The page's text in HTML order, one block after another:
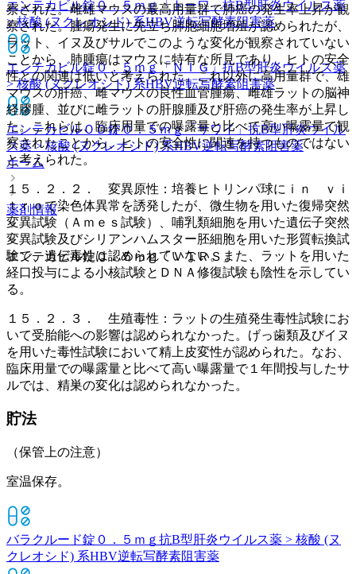
エンテカビル錠０．５ｍｇ「トーワ」抗B型肝炎ウイルス薬
> 核酸 (ヌクレオシド) 系HBV逆転写酵素阻害薬
エンテカビル錠０．５ｍｇ「ＮＩＧ」抗B型肝炎ウイルス薬
> 核酸 (ヌクレオシド) 系HBV逆転写酵素阻害薬
エンテカビルＯＤ錠０．５ｍｇ「サワイ」抗B型肝炎ウイル
ス薬 > 核酸 (ヌクレオシド) 系HBV逆転写酵素阻害薬
ホーム
薬剤情報
エンテカビル錠０．５ｍｇ「ＶＴＲＳ」
察された。雌雄マウスの最高用量群で肺癌の発生率上昇が観
察された。腫瘍発生に先立ち肺胞細胞増殖が認められたが、
ラット、イヌ及びサルでこのような変化が観察されていない
ことから、肺腫瘍はマウスに特有な所見であり、ヒトの安全
性との関連は低いと考えられた。これ以外に高用量群で、雄
マウスの肝癌、雌マウスの良性血管腫瘍、雌雄ラットの脳神
経膠腫、並びに雌ラットの肝腺腫及び肝癌の発生率が上昇し
た。これらは、臨床用量での曝露量と比べて高い曝露量で観
察されたことから、ヒトの安全性に関連を持つものではない
と考えられた。
１５．２．２． 変異原性：培養ヒトリンパ球にｉｎ ｖｉ
ｔｒｏで染色体異常を誘発したが、微生物を用いた復帰突然
変異試験（Ａｍｅｓ試験）、哺乳類細胞を用いた遺伝子突然
変異試験及びシリアンハムスター胚細胞を用いた形質転換試
験で、遺伝毒性は認められていない。また、ラットを用いた
経口投与による小核試験とＤＮＡ修復試験も陰性を示してい
る。
１５．２．３． 生殖毒性：ラットの生殖発生毒性試験にお
いて受胎能への影響は認められなかった。げっ歯類及びイヌ
を用いた毒性試験において精上皮変性が認められた。なお、
臨床用量での曝露量と比べて高い曝露量で１年間投与したサ
ルでは、精巣の変化は認められなかった。
貯法
（保管上の注意）
室温保存。
バラクルード錠０．５ｍｇ 抗B型肝炎ウイルス薬 > 核酸 (ヌ
クレオシド) 系HBV逆転写酵素阻害薬